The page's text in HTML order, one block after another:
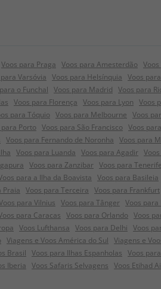
Voos para Praga Voos para Amesterdão
Varsóvia Voos para Helsínquia Voos
o Funchal Voos para Madrid Voos para
Voos para Florença Voos para Lyon Voos
para Tóquio Voos para Melbourne Voos
Porto Voos para São Francisco Voos
Voos para Fernando de Noronha Voos para
Voos para Luanda Voos para Agadir
Voos para Zanzibar Voos para Tenerife
para a Ilha da Boavista Voos para Basileia
Praia Voos para Terceira Voos para Frankfurt
para Vilnius Voos para Tânger Voos para
para Caracas Voos para Orlando Voos
Voos Lufthansa Voos para Delhi Voos
Viagens e Voos América do Sul Viagens e
Brasil Voos para Ilhas Espanholas Voos
Iberia Voos Safaris Selvagens Voos Etihad